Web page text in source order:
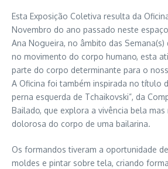
Esta Exposição Coletiva resulta da
Novembro do ano passado neste
Ana Nogueira, no âmbito das Semana(s)
no movimento do corpo humano, esta
parte do corpo determinante para o
A Oficina foi também inspirada no título
perna esquerda de Tchaikovski”, da
Bailado, que explora a vivência bela mas
dolorosa do corpo de uma bailarina.
Os formandos tiveram a oportunidade
moldes e pintar sobre tela, criando